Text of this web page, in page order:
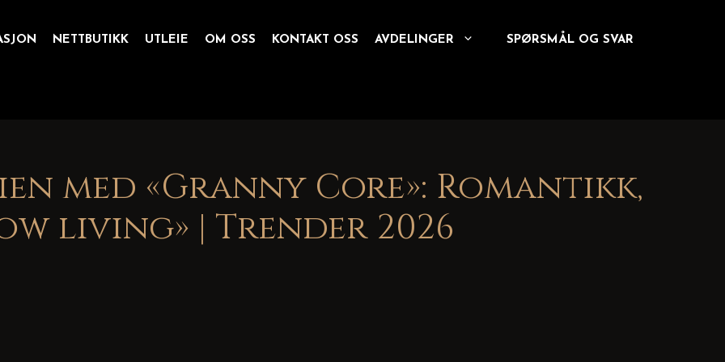
NETTBUTIKK UTLEIE OM OSS KONTAKT OSS AVDELINGER SPØRSMÅL OG SVAR
med «Granny Core»: Romantikk,
living» | Trender 2026